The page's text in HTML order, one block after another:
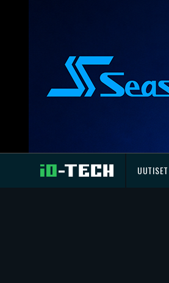
UUTISET